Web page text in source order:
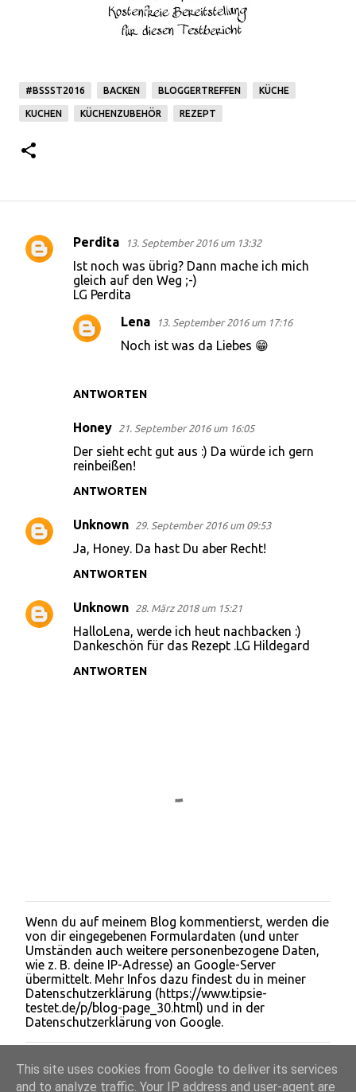
#BSSST2016 BACKEN BLOGGERTREFFEN KÜCHE
KUCHEN KÜCHENZUBEHÖR REZEPT
K
Perdita 13. September 2016 um 13:32
Ist noch was übrig? Dann mache ich mich
gleich auf den Weg ;-)
LG Perdita
ANTWORTEN
Lena 13. September 2016 um 17:16
Noch ist was da Liebes 😁
Honey 21. September 2016 um 16:05
Der sieht echt gut aus :) Da würde ich gern
reinbeißen!
ANTWORTEN
Unknown 29. September 2016 um 09:53
Ja, Honey. Da hast Du aber Recht!
ANTWORTEN
Unknown 28. März 2018 um 15:21
HalloLena, werde ich heut nachbacken :)
Dankeschön für das Rezept .LG Hildegard
ANTWORTEN
K
o
m
m
e
n
t
a
r
e
r
Wenn du auf meinem Blog kommentierst, werden die
von dir eingegebenen Formulardaten (und unter
Umständen auch weitere personenbezogene Daten,
wie z. B. deine IP-Adresse) an Google-Server
übermittelt. Mehr Infos dazu findest du in meiner
Datenschutzerklärung (https://www.tipsie-
testet.de/p/blog-page_30.html) und in der
Datenschutzerklärung von Google.
This site uses cookies from Google to deliver its services
and to analyze traffic. Your IP address and user-agent are